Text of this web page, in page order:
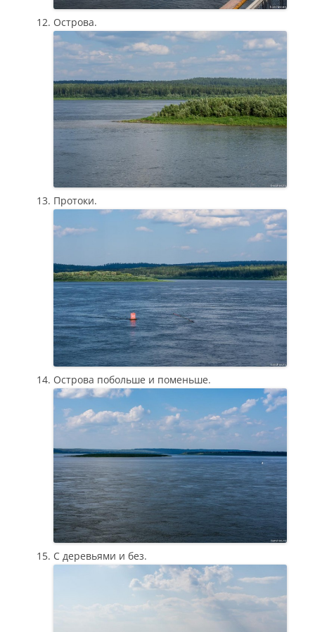
Острова.
Протоки.
Острова побольше и поменьше.
С деревьями и без.